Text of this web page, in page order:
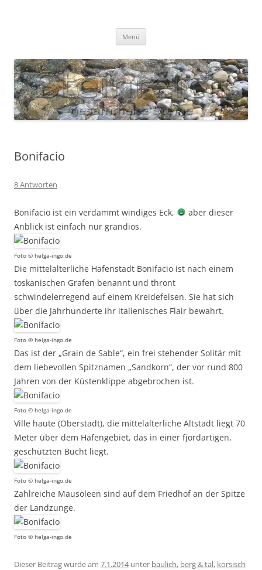
Menü
Bonifacio
8 Antworten
Bonifacio ist ein verdammt windiges Eck,
aber dieser
Anblick ist einfach nur grandios.
Foto © helga-ingo.de
Die mittelalterliche Hafenstadt Bonifacio ist nach einem
toskanischen Grafen benannt und thront
schwindelerregend auf einem Kreidefelsen. Sie hat sich
über die Jahrhunderte ihr italienisches Flair bewahrt.
Foto © helga-ingo.de
Das ist der „Grain de Sable“, ein frei stehender Solitär mit
dem liebevollen Spitznamen „Sandkorn“, der vor rund 800
Jahren von der Küstenklippe abgebrochen ist.
Foto © helga-ingo.de
Ville haute (Oberstadt), die mittelalterliche Altstadt liegt 70
Meter über dem Hafengebiet, das in einer fjordartigen,
geschützten Bucht liegt.
Foto © helga-ingo.de
Zahlreiche Mausoleen sind auf dem Friedhof an der Spitze
der Landzunge.
Foto © helga-ingo.de
Dieser Beitrag wurde am 7.1.2014unter baulich, berg & tal, korsisch